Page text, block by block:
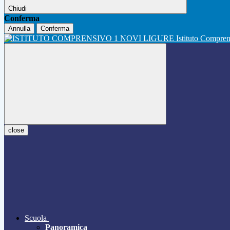
Chiudi
Conferma
Annulla Conferma
Istituto
close
Scuola
Panoramica